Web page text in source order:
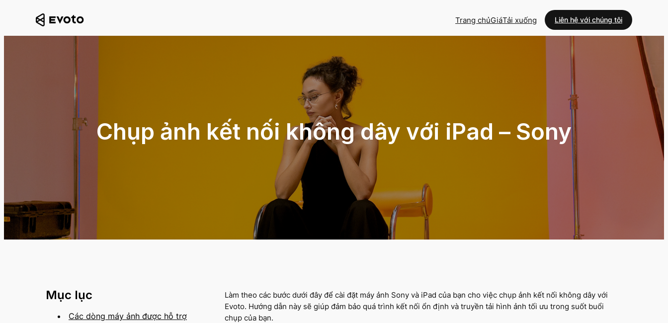
Trang chủGiáTải xuống Liên hệ với chúng tôi
Chụp ảnh kết nối không dây với iPad – Sony
Mục lục
Các dòng máy ảnh được hỗ trợ
Làm theo các bước dưới đây để cài đặt máy ảnh Sony và iPad của bạn cho việc chụp ảnh kết nối không dây với
Evoto. Hướng dẫn này sẽ giúp đảm bảo quá trình kết nối ổn định và truyền tải hình ảnh tối ưu trong suốt buổi
chụp của bạn.